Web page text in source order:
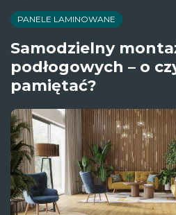
PANELE LAMINOWANE
Samodzielny
podłogowych – o
pamiętać?